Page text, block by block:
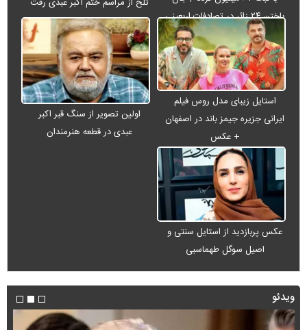
باختن ۲۴ زائر در تصادفات اربعینی
استایل زیبای مدل روس فیلم
ایرانی جزیره جیمز باند در اصفهان
+ عکس
اولین تصویر از سنگ قبر اکبر
عبدی در قطعه هنرمندان
عکس پربازدید از استایل سنتی و
اصیل سوگل طهماسبی
ویدئو